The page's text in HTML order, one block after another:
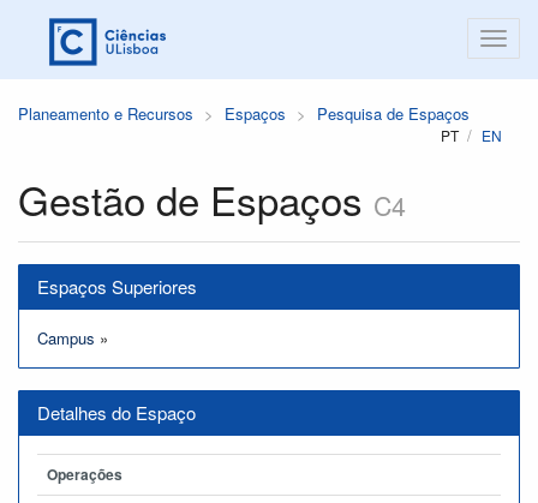
Planeamento e Recursos Espaços Pesquisa de Espaços
PT EN
Gestão de Espaços C4
Espaços Superiores
Campus »
Detalhes do Espaço
Operações